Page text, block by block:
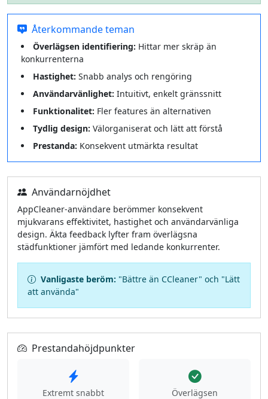
Återkommande teman
Överlägsen identifiering: Hittar mer skräp än
konkurrenterna
Hastighet: Snabb analys och rengöring
Användarvänlighet: Intuitivt, enkelt gränssnitt
Funktionalitet: Fler features än alternativen
Tydlig design: Välorganiserat och lätt att förstå
Prestanda: Konsekvent utmärkta resultat
Användarnöjdhet
AppCleaner‑användare berömmer konsekvent
mjukvarans effektivitet, hastighet och användarvänliga
design. Äkta feedback lyfter fram överlägsna
städfunktioner jämfört med ledande konkurrenter.
Vanligaste beröm: "Bättre än CCleaner" och "Lätt
att använda"
Prestandahöjdpunkter
Extremt snabbt
Överlägsen